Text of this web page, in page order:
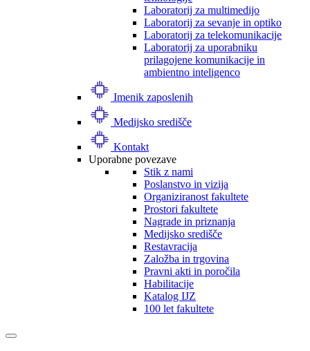
Laboratorij za multimedijo
Laboratorij za sevanje in optiko
Laboratorij za telekomunikacije
Laboratorij za uporabniku
prilagojene komunikacije in
ambientno inteligenco
Imenik zaposlenih
Medijsko središče
Kontakt
Uporabne povezave
Stik z nami
Poslanstvo in vizija
Organiziranost fakultete
Prostori fakultete
Nagrade in priznanja
Medijsko središče
Restavracija
Založba in trgovina
Pravni akti in poročila
Habilitacije
Katalog IJZ
100 let fakultete